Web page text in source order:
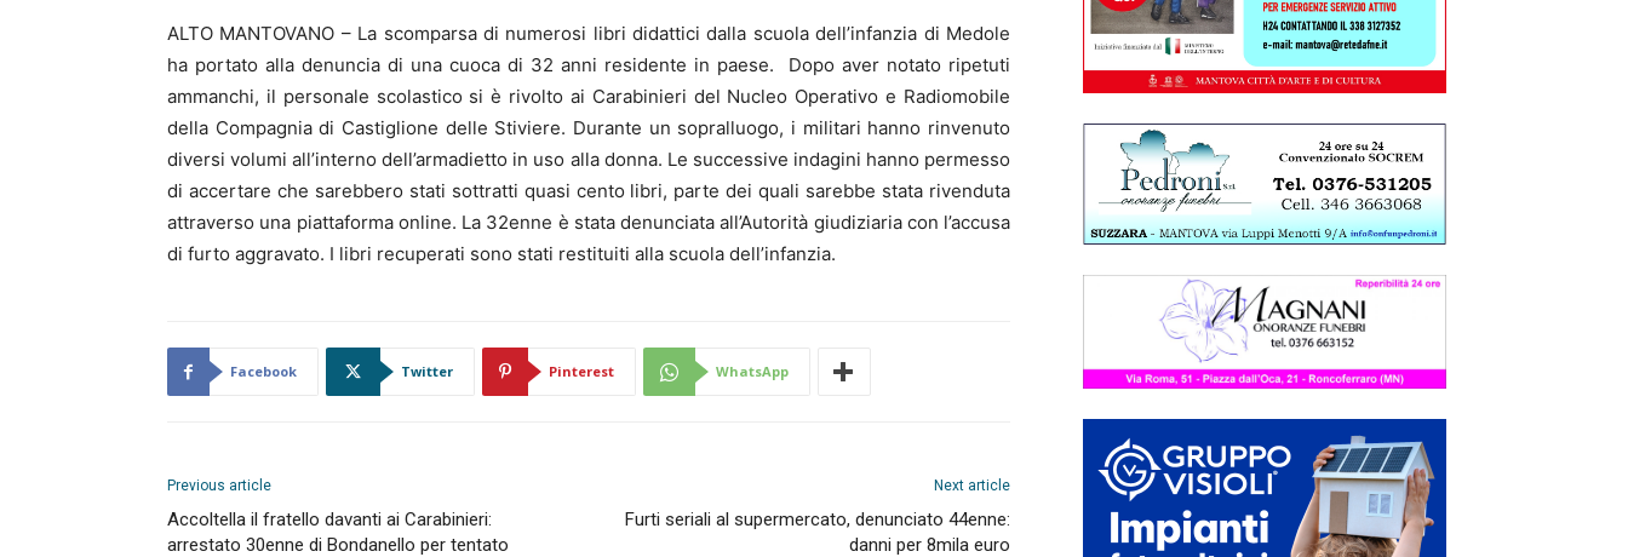
ALTO MANTOVANO – La scomparsa di numerosi libri didattici dalla scuola dell’infanzia di Medole
ha portato alla denuncia di una cuoca di 32 anni residente in paese. Dopo aver notato ripetuti
ammanchi, il personale scolastico si è rivolto ai Carabinieri del Nucleo Operativo e Radiomobile
della Compagnia di Castiglione delle Stiviere. Durante un sopralluogo, i militari hanno rinvenuto
diversi volumi all’interno dell’armadietto in uso alla donna. Le successive indagini hanno permesso
di accertare che sarebbero stati sottratti quasi cento libri, parte dei quali sarebbe stata rivenduta
attraverso una piattaforma online. La 32enne è stata denunciata all’Autorità giudiziaria con l’accusa
di furto aggravato. I libri recuperati sono stati restituiti alla scuola dell’infanzia.
Facebook Twitter Pinterest WhatsApp
Previous article
Accoltella il fratello davanti ai Carabinieri:
arrestato 30enne di Bondanello per tentato
Next article
Furti seriali al supermercato, denunciato 44enne:
danni per 8mila euro